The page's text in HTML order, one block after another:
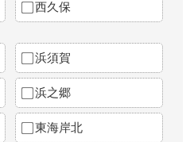
西久保
浜須賀
浜之郷
東海岸北